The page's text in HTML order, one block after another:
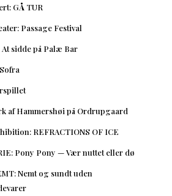
GÅ TUR
Passage Festival
sidde på Palæ Bar
af Hammershøi på Ordrupgaard
REFRACTIONS OF ICE
Pony Pony — Vær nuttet eller dø
Nemt og sundt uden